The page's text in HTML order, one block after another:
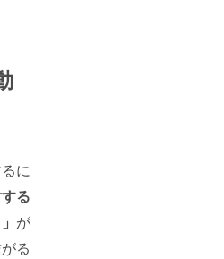
に
る
が
る